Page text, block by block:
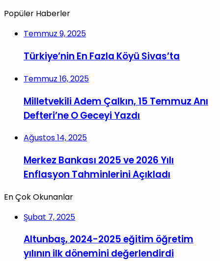
Popüler Haberler
Temmuz 9, 2025
Türkiye’nin En Fazla Köyü Sivas’ta
Temmuz 16, 2025
Milletvekili Adem Çalkın, 15 Temmuz Anı
Defteri’ne O Geceyi Yazdı
Ağustos 14, 2025
Merkez Bankası 2025 ve 2026 Yılı
Enflasyon Tahminlerini Açıkladı
En Çok Okunanlar
Şubat 7, 2025
Altunbaş, 2024-2025 eğitim öğretim
yılının ilk dönemini değerlendirdi